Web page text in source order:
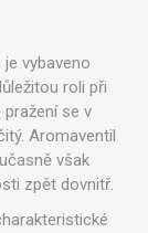
je vybaveno
roli při
se v
Aromaventil
však
zpět dovnitř.